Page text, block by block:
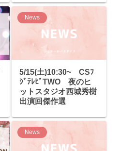
News
5/15(土)10:30~ CSﾌ
ｼﾞﾃﾚﾋﾞTWO 夜のヒ
ットスタジオ西城秀樹
出演回傑作選
News